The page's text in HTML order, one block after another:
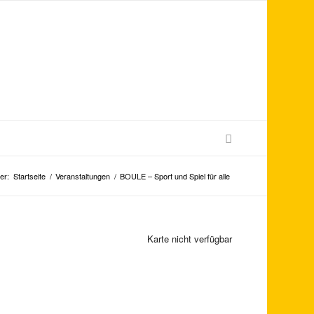
Startseite / Veranstaltungen / BOULE – Sport und Spiel für alle
Karte nicht verfügbar